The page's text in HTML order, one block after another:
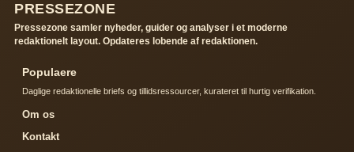
PRESSEZONE
Pressezone samler nyheder, guider og analyser i et moderne
redaktionelt layout. Opdateres lobende af redaktionen.
Populaere
Daglige redaktionelle briefs og tillidsressourcer, kurateret til hurtig verifikation.
Om os
Kontakt